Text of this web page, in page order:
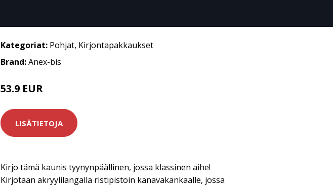
Kategoriat: Pohjat, Kirjontapakkaukset
Brand:Anex-bis
53.9 EUR
LISÄTIETOJA
Kirjo tämä kaunis tyynynpäällinen, jossa klassinen aihe!
Kirjotaan akryylilangalla ristipistoin kanavakankaalle, jossa